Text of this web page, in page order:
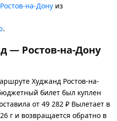
на-Дону из
.
— Ростов-на-Дону
Худжанд Ростов-на-
билет был куплен
от 49 282 ₽ Вылетает в
г и возвращается обратно в